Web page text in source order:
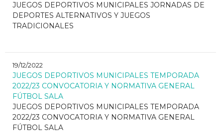
JUEGOS DEPORTIVOS MUNICIPALES JORNADAS DE
DEPORTES ALTERNATIVOS Y JUEGOS
TRADICIONALES
19/12/2022
JUEGOS DEPORTIVOS MUNICIPALES TEMPORADA
2022/23 CONVOCATORIA Y NORMATIVA GENERAL
FÚTBOL SALA
JUEGOS DEPORTIVOS MUNICIPALES TEMPORADA
2022/23 CONVOCATORIA Y NORMATIVA GENERAL
FÚTBOL SALA